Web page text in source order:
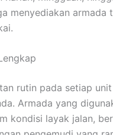
menyediakan armada
rutin pada setiap
Armada yang
kondisi layak jalan,